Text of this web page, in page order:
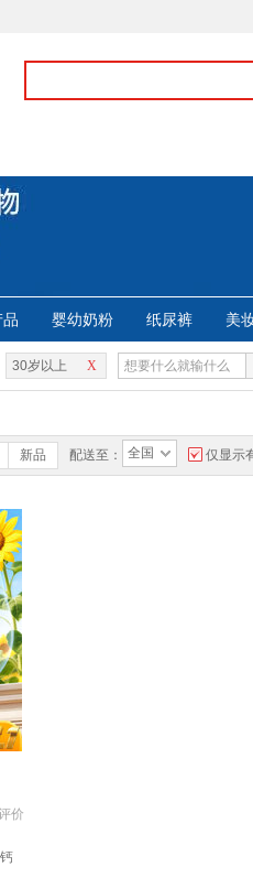
婴幼奶粉 纸尿裤 美
X
30岁以上
新品 配送至： 全国 仅显示
价